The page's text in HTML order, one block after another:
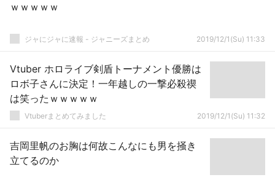
ｗｗｗｗｗ
ジャにジャに速報 - ジャニーズまとめ 2019/12/1(Su) 11:33
Vtuber ホロライブ剣盾トーナメント優勝は
ロボ子さんに決定！一年越しの一撃必殺禊
は笑ったｗｗｗｗｗ
Vtuberまとめてみました 2019/12/1(Su) 11:32
吉岡里帆のお胸は何故こんなにも男を掻き
立てるのか